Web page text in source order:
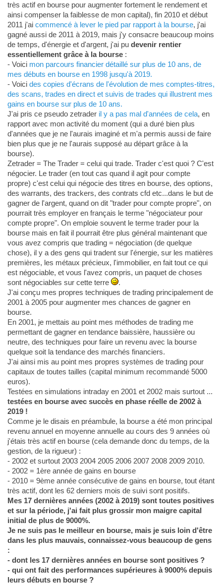
très actif en bourse pour augmenter fortement le rendement et
ainsi compenser la faiblesse de mon capital), fin 2010 et début
2011 j'ai commencé à lever le pied par rapport à la bourse, j'ai
gagné aussi de 2011 à 2019, mais j'y consacre beaucoup moins
de temps, d'énergie et d'argent, j'ai pu devenir rentier
essentiellement grâce à la bourse:
- Voici mon parcours financier détaillé sur plus de 10 ans, de
mes débuts en bourse en 1998 jusqu'à 2019.
- Voici des copies d'écrans de l'évolution de mes comptes-titres,
des scans, trades en direct et suivis de trades qui illustrent mes
gains en bourse sur plus de 10 ans.
J'ai pris ce pseudo zetrader il y a pas mal d'années de cela, en
rapport avec mon activité du moment (qui a duré bien plus
d'années que je ne l'aurais imaginé et m'a permis aussi de faire
bien plus que je ne l'aurais supposé au départ grâce à la
bourse).
Zetrader = The Trader = celui qui trade. Trader c'est quoi ? C'est
négocier. Le trader (en tout cas quand il agit pour compte
propre) c'est celui qui négocie des titres en bourse, des options,
des warrants, des trackers, des contrats cfd etc...dans le but de
gagner de l'argent, quand on dit "trader pour compte propre", on
pourrait très employer en français le terme "négociateur pour
compte propre". On emploie souvent le terme trader pour la
bourse mais en fait il pourrait être plus général maintenant que
vous avez compris que trading = négociation (de quelque
chose), il y a des gens qui tradent sur l'énergie, sur les matières
premières, les métaux précieux, l'immobilier, en fait tout ce qui
est négociable, et vous l'avez compris, un paquet de choses
sont négociables sur cette terre
.
J'ai conçu mes propres techniques de trading principalement de
2001 à 2005 pour augmenter mes chances de gagner en
bourse.
En 2001, je mettais au point mes méthodes de trading me
permettant de gagner en tendance baissière, haussière ou
neutre, des techniques pour faire un revenu avec la bourse
quelque soit la tendance des marchés financiers.
J'ai ainsi mis au point mes propres systèmes de trading pour
capitaux de toutes tailles (capital minimum recommandé 5000
euros).
Testées en simulations intraday en 2001 et 2002 mais surtout ...
testées en bourse avec succès en phase réelle de 2002 à
2019 !
Comme je le disais en préambule, la bourse a été mon principal
revenu annuel en moyenne annuelle au cours des 9 années où
j'étais très actif en bourse (cela demande donc du temps, de la
gestion, de la rigueur) :
- 2002 et surtout 2003 2004 2005 2006 2007 2008 2009 2010.
- 2002 = 1ère année de gains en bourse
- 2010 = 9ème année consécutive de gains en bourse, tout étant
très actif, dont les 62 derniers mois de suivi sont positifs.
Mes 17 dernières années (2002 à 2019) sont toutes positives
et sur la période, j'ai fait plus grossir mon maigre capital
initial de plus de 9000%.
Je ne suis pas le meilleur en bourse, mais je suis loin d'être
dans les plus mauvais, connaissez-vous beaucoup de gens
:
- dont les 17 dernières années en bourse sont positives ?
- qui ont fait des performances supérieures à 9000% depuis
leurs débuts en bourse ?